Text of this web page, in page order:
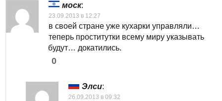
моск:
23.09.2013 в 12:27
в своей стране уже кухарки управляли…
теперь проститутки всему миру указывать
будут… докатились.
0
Элси:
26.09.2013 в 09:32